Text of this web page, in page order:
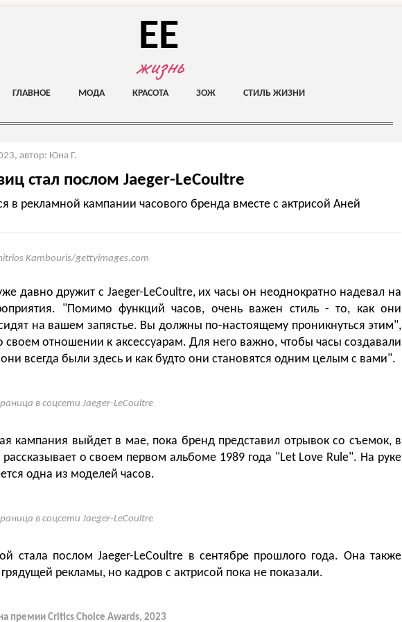
EE
жизнь
ГЛАВНОЕ МОДА КРАСОТА ЗОЖ СТИЛЬ ЖИЗНИ
, автор: Юна Г.
стал послом Jaeger-LeCoultre
в рекламной кампании часового бренда вместе с актрисой Аней
Kambouris/gettyimages.com
давно дружит с Jaeger-LeCoultre, их часы он неоднократно надевал на
"Помимо функций часов, очень важен стиль - то, как они
на вашем запястье. Вы должны по-настоящему проникнуться этим",
своем отношении к аксессуарам. Для него важно, чтобы часы создавали
всегда были здесь и как будто они становятся одним целым с вами".
в соцсети Jaeger-LeCoultre
кампания выйдет в мае, пока бренд представил отрывок со съемок, в
о своем первом альбоме 1989 года "Let Love Rule". На руке
одна из моделей часов.
в соцсети Jaeger-LeCoultre
стала послом Jaeger-LeCoultre в сентябре прошлого года. Она также
рекламы, но кадров с актрисой пока не показали.
премии Critics Choice Awards, 2023